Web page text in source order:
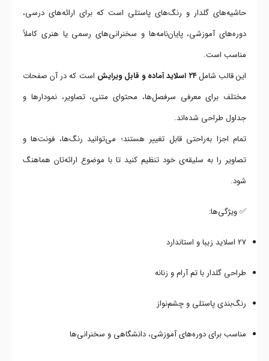
حاشیه‌های گلدار و رنگ‌های پاستلی است که برای ارائه‌های درسی،
دوره‌های آموزشی، پایان‌نامه‌ها و سخنرانی‌های رسمی یا هنری کاملاً
مناسب است.
این قالب شامل۲۴ اسلاید آماده و قابل ویرایش
است که در آن صفحات
مختلف برای معرفی سرفصل‌ها، محتوای متنی، تصاویر، نمودارها و
جداول طراحی شده‌اند.
تمام اجزا به‌راحتی قابل تغییر هستند؛ می‌توانید رنگ‌ها، فونت‌ها و
تصاویر را به سلیقه‌ی خود تنظیم کنید تا با موضوع ارائه‌تان هماهنگ
شود.
✅ ویژگی‌ها:
27 اسلاید زیبا و استاندارد
طراحی گلدار با تم آرام و زنانه
رنگ‌بندی پاستلی و چشم‌نواز
مناسب برای دوره‌های آموزشی، دانشگاهی و سخنرانی‌ها